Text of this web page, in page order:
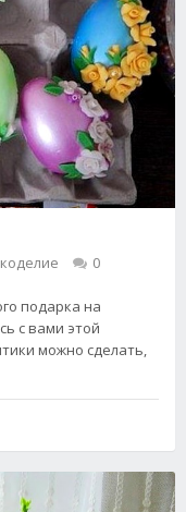
0
подарка на
с вами этой
можно сделать,